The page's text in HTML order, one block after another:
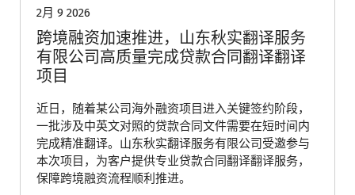
2月 9 2026
跨境融资加速推进，山东秋实翻译服务
有限公司高质量完成贷款合同翻译翻译
项目
近日，随着某公司海外融资项目进入关键签约阶段，
一批涉及中英文对照的贷款合同文件需要在短时间内
完成精准翻译。山东秋实翻译服务有限公司受邀参与
本次项目，为客户提供专业贷款合同翻译翻译服务，
保障跨境融资流程顺利推进。